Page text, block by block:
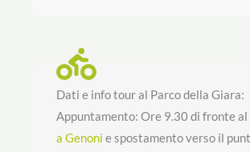
Dati e info tour al Parco della Giara:
Appuntamento: Ore 9.30 di fronte al
a Genoni e spostamento verso il